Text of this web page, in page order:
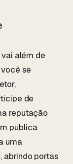
além de
se
de
reputação
publica
uma
abrindo portas